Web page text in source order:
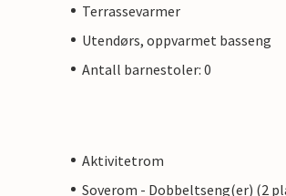
Terrassevarmer
Utendørs, oppvarmet basseng
Antall barnestoler: 0
Aktivitetrom
Soverom - Dobbeltseng(er) (2